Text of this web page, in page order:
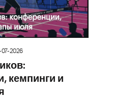
07-2026
кемпинги и